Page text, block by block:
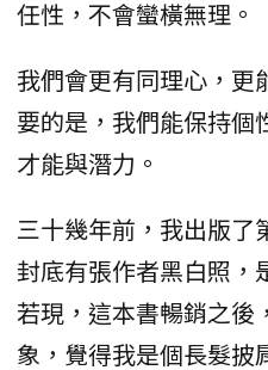
任性，不會蠻橫無理。
我們會更有同理心，更
要的是，我們能保持個
才能與潛力。
三十幾年前，我出版了
封底有張作者黑白照，
若現，這本書暢銷之後
象，覺得我是個長髮披